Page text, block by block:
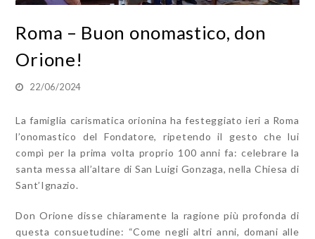
Roma – Buon onomastico, don
Orione!
22/06/2024
La famiglia carismatica orionina ha festeggiato ieri a Roma
l’onomastico del Fondatore, ripetendo il gesto che lui
compì per la prima volta proprio 100 anni fa: celebrare la
santa messa all’altare di San Luigi Gonzaga, nella Chiesa di
Sant’Ignazio.
Don Orione disse chiaramente la ragione più profonda di
questa consuetudine: “Come negli altri anni, domani alle